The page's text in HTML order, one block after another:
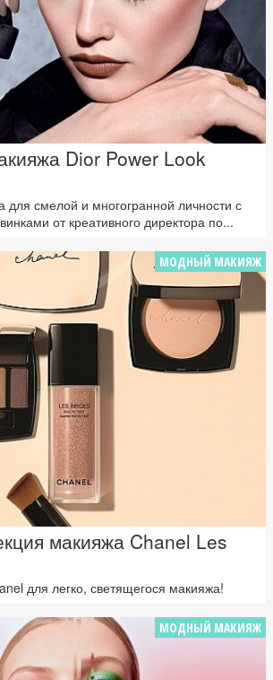
Dior Power Look
для смелой и многогранной личности с
от креативного директора по...
МОДНЫЙ МАКИЯЖ
макияжа Chanel Les
для легко, светящегося макияжа!
МОДНЫЙ МАКИЯЖ